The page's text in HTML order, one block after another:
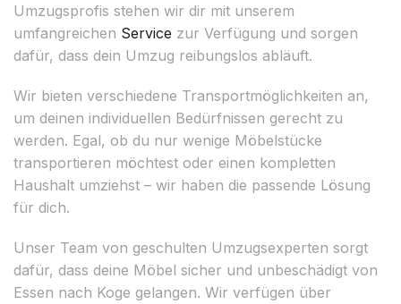
Umzugsprofis stehen wir dir mit unserem
umfangreichen Service zur Verfügung und sorgen
dafür, dass dein Umzug reibungslos abläuft.
Wir bieten verschiedene Transportmöglichkeiten an,
um deinen individuellen Bedürfnissen gerecht zu
werden. Egal, ob du nur wenige Möbelstücke
transportieren möchtest oder einen kompletten
Haushalt umziehst – wir haben die passende Lösung
für dich.
Unser Team von geschulten Umzugsexperten sorgt
dafür, dass deine Möbel sicher und unbeschädigt von
Essen nach Koge gelangen. Wir verfügen über